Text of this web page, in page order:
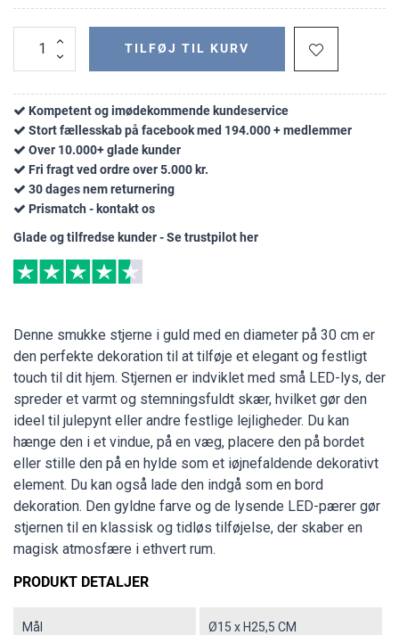
TILFØJ TIL KURV
Kompetent og imødekommende kundeservice
Stort fællesskab på facebook med 194.000 + medlemmer
Over 10.000+ glade kunder
Fri fragt ved ordre over 5.000 kr.
30 dages nem returnering
Prismatch - kontakt os
Glade og tilfredse kunder - Se trustpilot her
Denne smukke stjerne i guld med en diameter på 30 cm er
den perfekte dekoration til at tilføje et elegant og festligt
touch til dit hjem. Stjernen er indviklet med små LED-lys, der
spreder et varmt og stemningsfuldt skær, hvilket gør den
ideel til julepynt eller andre festlige lejligheder. Du kan
hænge den i et vindue, på en væg, placere den på bordet
eller stille den på en hylde som et iøjnefaldende dekorativt
element. Du kan også lade den indgå som en bord
dekoration. Den gyldne farve og de lysende LED-pærer gør
stjernen til en klassisk og tidløs tilføjelse, der skaber en
magisk atmosfære i ethvert rum.
PRODUKT DETALJER
Mål Ø15 x H25,5 CM